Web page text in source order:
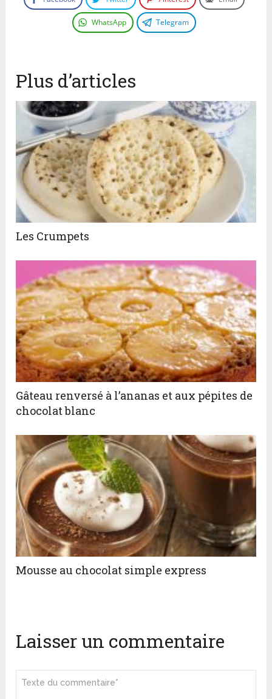
WhatsApp Telegram
Plus d’articles
Les Crumpets
Gâteau renversé à l’ananas et aux pépites de
chocolat blanc
Mousse au chocolat simple express
Laisser un commentaire